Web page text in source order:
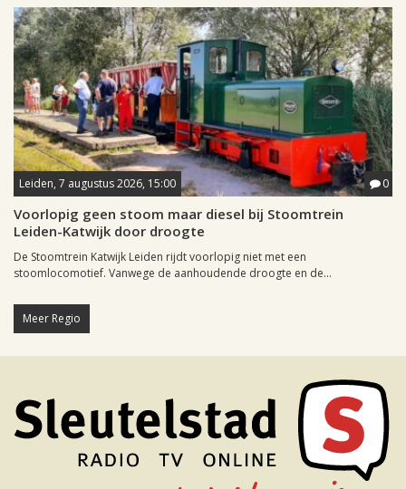
Leiden, 7 augustus 2026, 15:00 0
Voorlopig geen stoom maar diesel bij Stoomtrein
Leiden-Katwijk door droogte
De Stoomtrein Katwijk Leiden rijdt voorlopig niet met een
stoomlocomotief. Vanwege de aanhoudende droogte en de...
Meer Regio